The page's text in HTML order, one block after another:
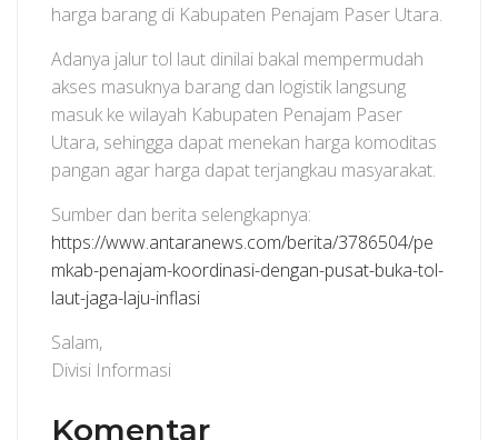
harga barang di Kabupaten Penajam Paser Utara.
Adanya jalur tol laut dinilai bakal mempermudah
akses masuknya barang dan logistik langsung
masuk ke wilayah Kabupaten Penajam Paser
Utara, sehingga dapat menekan harga komoditas
pangan agar harga dapat terjangkau masyarakat.
Sumber dan berita selengkapnya:
https://www.antaranews.com/berita/3786504/pe
mkab-penajam-koordinasi-dengan-pusat-buka-tol-
laut-jaga-laju-inflasi
Salam,
Divisi Informasi
Komentar